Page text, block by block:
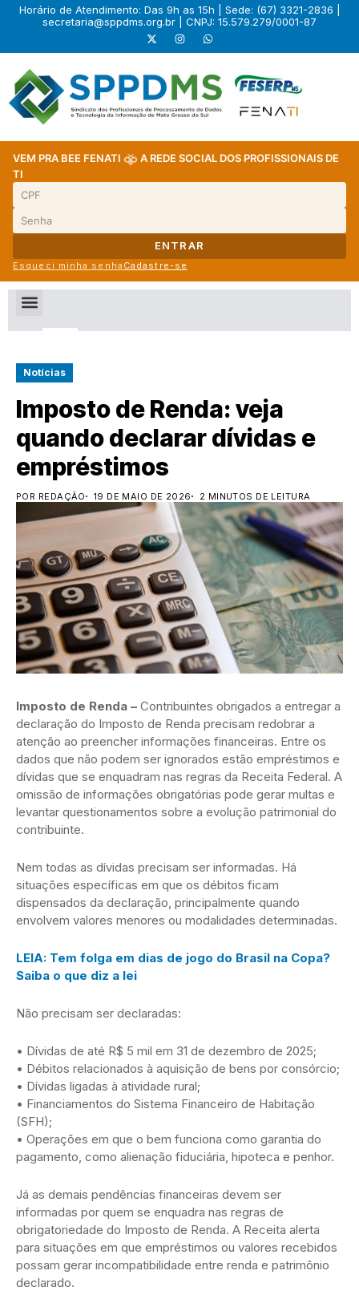
Horário de Atendimento: Das 9h as 15h | Sede: (67) 3321-2836 |
secretaria@sppdms.org.br | CNPJ: 15.579.279/0001-87
VEM PRA BEE FENATI
A REDE SOCIAL DOS PROFISSIONAIS DE
TI
ENTRAR
Esqueci minha senha Cadastre-se
Notícias
Imposto de Renda: veja
quando declarar dívidas e
empréstimos
POR REDAÇÃO 19 DE MAIO DE 2026 2 MINUTOS DE LEITURA
Imposto de Renda – Contribuintes obrigados a entregar a
declaração do Imposto de Renda precisam redobrar a
atenção ao preencher informações financeiras. Entre os
dados que não podem ser ignorados estão empréstimos e
dívidas que se enquadram nas regras da Receita Federal. A
omissão de informações obrigatórias pode gerar multas e
levantar questionamentos sobre a evolução patrimonial do
contribuinte.
Nem todas as dívidas precisam ser informadas. Há
situações específicas em que os débitos ficam
dispensados da declaração, principalmente quando
envolvem valores menores ou modalidades determinadas.
LEIA: Tem folga em dias de jogo do Brasil na Copa?
Saiba o que diz a lei
Não precisam ser declaradas:
• Dívidas de até R$ 5 mil em 31 de dezembro de 2025;
• Débitos relacionados à aquisição de bens por consórcio;
• Dívidas ligadas à atividade rural;
• Financiamentos do Sistema Financeiro de Habitação
(SFH);
• Operações em que o bem funciona como garantia do
pagamento, como alienação fiduciária, hipoteca e penhor.
Já as demais pendências financeiras devem ser
informadas por quem se enquadra nas regras de
obrigatoriedade do Imposto de Renda. A Receita alerta
para situações em que empréstimos ou valores recebidos
possam gerar incompatibilidade entre renda e patrimônio
declarado.